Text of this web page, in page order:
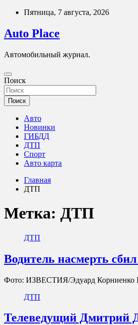
Перейти
содержимому
Пятница, 7 августа, 2026
Auto Place
Автомобильный журнал.
Поиск
Поиск
Авто
Новинки
ГИБДД
ДТП
Спорт
Авто карта
Главная
ДТП
Метка: ДТП
ДТП
Водитель насмерть
Фото: ИЗВЕСТИЯ/Эдуард Корниенко
ДТП
Телеведущий Дмитрий